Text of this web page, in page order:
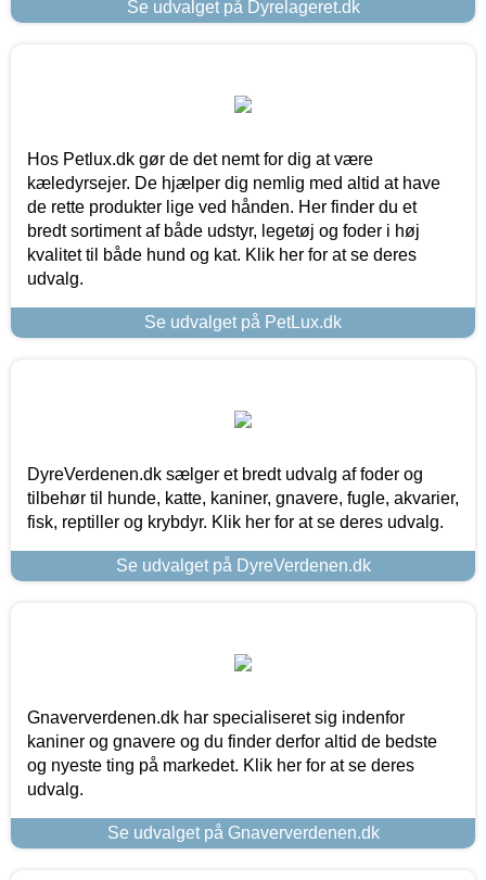
Se udvalget på Dyrelageret.dk
Hos Petlux.dk gør de det nemt for dig at være
kæledyrsejer. De hjælper dig nemlig med altid at have
de rette produkter lige ved hånden. Her finder du et
bredt sortiment af både udstyr, legetøj og foder i høj
kvalitet til både hund og kat. Klik her for at se deres
udvalg.
Se udvalget på PetLux.dk
DyreVerdenen.dk sælger et bredt udvalg af foder og
tilbehør til hunde, katte, kaniner, gnavere, fugle, akvarier,
fisk, reptiller og krybdyr. Klik her for at se deres udvalg.
Se udvalget på DyreVerdenen.dk
Gnaververdenen.dk har specialiseret sig indenfor
kaniner og gnavere og du finder derfor altid de bedste
og nyeste ting på markedet. Klik her for at se deres
udvalg.
Se udvalget på Gnaververdenen.dk